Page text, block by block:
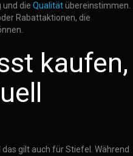
und die Qualitätübereinstimmen.
Rabattaktionen, die
kaufen,
gilt auch für Stiefel. Während